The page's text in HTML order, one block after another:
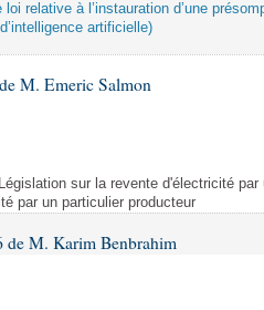
relative à l’instauration d’une
artificielle)
M. Emeric Salmon
sur la revente d'électricité
par un particulier producteur
de M. Karim Benbrahim